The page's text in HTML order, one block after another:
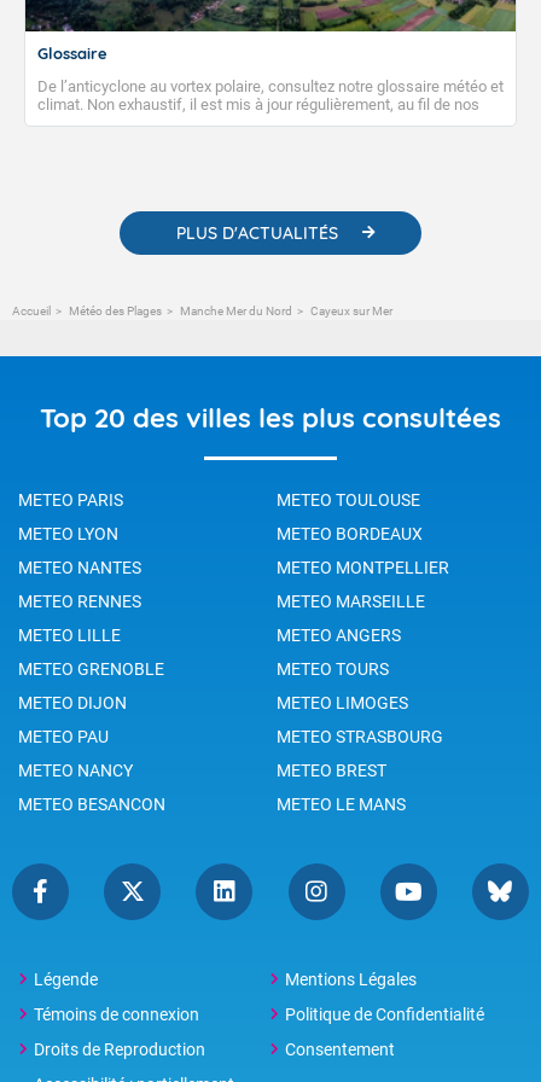
Glossaire
De l’anticyclone au vortex polaire, consultez notre glossaire météo et
climat. Non exhaustif, il est mis à jour régulièrement, au fil de nos
publications. Vous y trouverez également des liens utiles vers nos
PLUS D'ACTUALITÉS
Accueil Météo des Plages Manche Mer du Nord Cayeux sur Mer
Top 20 des villes les plus consultées
METEO PARIS
METEO TOULOUSE
METEO LYON
METEO BORDEAUX
METEO NANTES
METEO MONTPELLIER
METEO RENNES
METEO MARSEILLE
METEO LILLE
METEO ANGERS
METEO GRENOBLE
METEO TOURS
METEO DIJON
METEO LIMOGES
METEO PAU
METEO STRASBOURG
METEO NANCY
METEO BREST
METEO BESANCON
METEO LE MANS
Légende
Mentions Légales
Témoins de connexion
Politique de Confidentialité
Droits de Reproduction
Consentement